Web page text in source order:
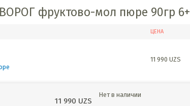
фруктово-мол пюре 90гр 6+
ЦЕНА
11 990UZS
11 990 UZS
Нет в наличии